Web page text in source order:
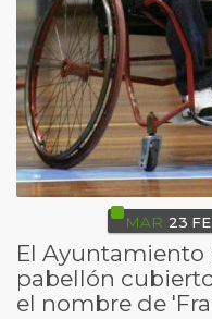
MAR 23
El Ayuntamiento
pabellón
el nombre de